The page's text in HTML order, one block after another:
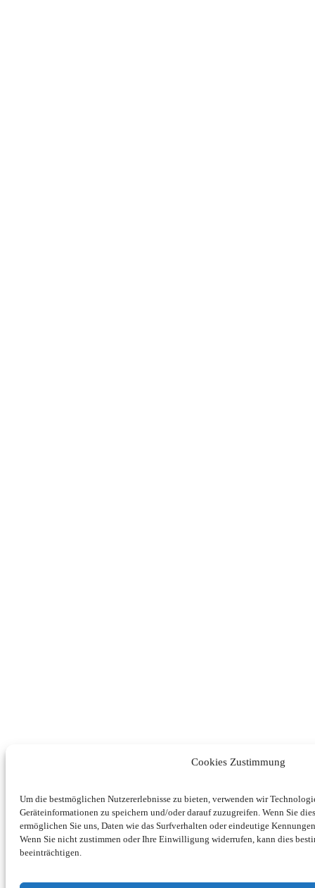
Cookies Zustimmung
Um die bestmöglichen Nutzererlebnisse zu bieten, verwenden wir
Geräteinformationen zu speichern und/oder darauf zuzugreifen. Wenn Sie
ermöglichen Sie uns, Daten wie das Surfverhalten oder eindeutige
Wenn Sie nicht zustimmen oder Ihre Einwilligung widerrufen, kann dies
beeinträchtigen.